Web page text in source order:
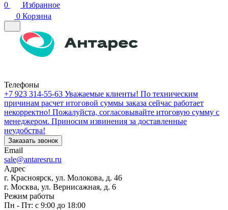
0
Избранное
0 Корзина
Телефоны
+7 923 314-55-63 Уважаемые клиенты! По техническим
причинам расчет итоговой суммы заказа сейчас работает
некорректно! Пожалуйста, согласовывайте итоговую сумму с
менеджером. Приносим извинения за доставленные
неудобства!
Заказать звонок
Email
sale@antaresru.ru
Адрес
г. Красноярск, ул. Молокова, д. 46
г. Москва, ул. Вернисажная, д. 6
Режим работы
Пн - Пт: с 9:00 до 18:00